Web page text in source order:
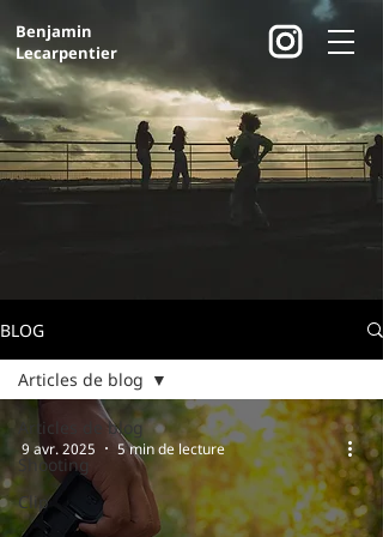
Benjamin
Lecarpentier
BLOG
Articles de blog
Shooting
Clip
Articles de blog
9 avr. 2025 5 min de lecture